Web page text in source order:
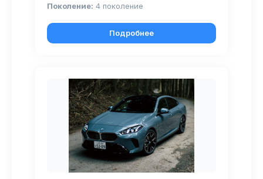
Поколение: 4 поколение
Подробнее